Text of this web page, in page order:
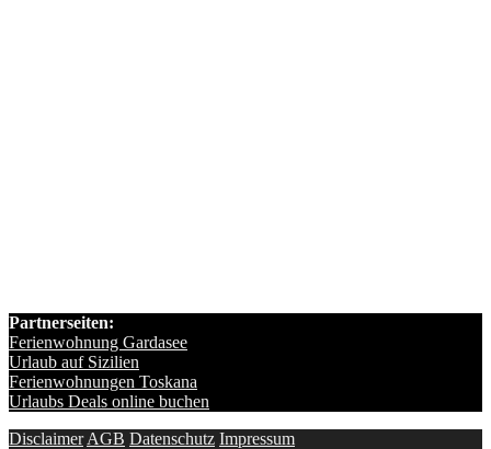
Partnerseiten:
Ferienwohnung Gardasee
Urlaub auf Sizilien
Ferienwohnungen Toskana
Urlaubs Deals online buchen
Disclaimer AGB Datenschutz Impressum